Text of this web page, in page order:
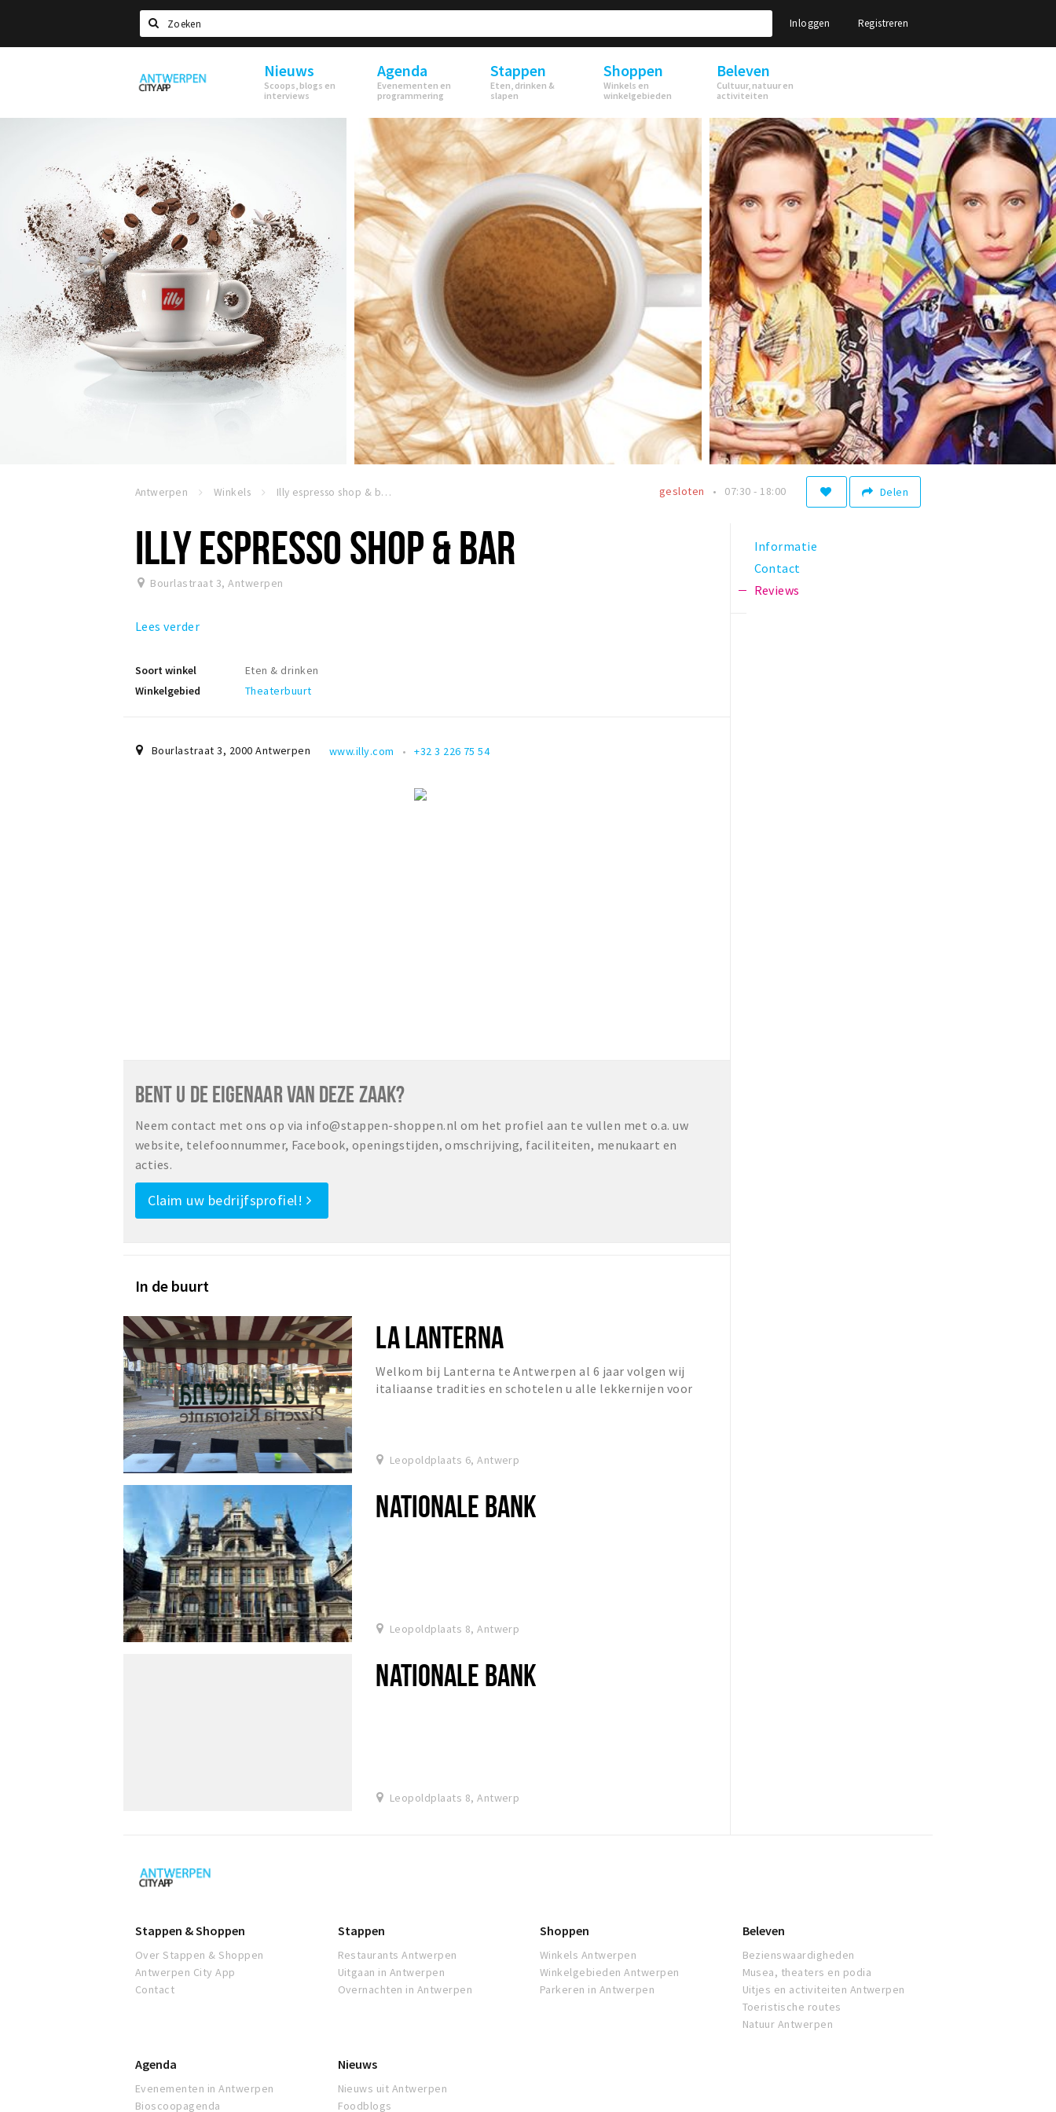
Zoeken
Inloggen Registreren
Antwerpen Nieuws
Scoops, blogs en
interviews
Agenda
Evenementen en
programmering
Stappen
Eten, drinken &
slapen
Shoppen
Winkels en
winkelgebieden
Beleven
Cultuur, natuur en
activiteiten
Antwerpen Winkels Illy espresso shop & bar Delen
gesloten 07:30 - 18:00
ILLY ESPRESSO SHOP & BAR
Bourlastraat 3,Antwerpen
Lees verder
Soort winkel
Eten & drinken
Winkelgebied
Theaterbuurt
Bourlastraat 3, 2000 Antwerpen www.illy.com +32 3 226 75 54
BENT U DE EIGENAAR VAN DEZE ZAAK?
Neem contact met ons op via info@stappen-shoppen.nl om het profiel aan te vullen met o.a. uw
website, telefoonnummer, Facebook, openingstijden, omschrijving, faciliteiten, menukaart en
acties.
Claim uw bedrijfsprofiel!
In de buurt
LA LANTERNA
Welkom bij Lanterna te Antwerpen al 6 jaar volgen wij
italiaanse tradities en schotelen u alle lekkernijen voor
Leopoldplaats 6, Antwerp
NATIONALE BANK
Leopoldplaats 8, Antwerp
NATIONALE BANK
Leopoldplaats 8, Antwerp
Informatie
Contact
Reviews
Antwerpen
Stappen & Shoppen
Over Stappen & Shoppen
Antwerpen City App
Contact
Stappen
Restaurants Antwerpen
Uitgaan in Antwerpen
Overnachten in Antwerpen
Shoppen
Winkels Antwerpen
Winkelgebieden Antwerpen
Parkeren in Antwerpen
Beleven
Bezienswaardigheden
Musea, theaters en podia
Uitjes en activiteiten Antwerpen
Toeristische routes
Natuur Antwerpen
Agenda
Evenementen in Antwerpen
Bioscoopagenda
Nieuws
Nieuws uit Antwerpen
Foodblogs